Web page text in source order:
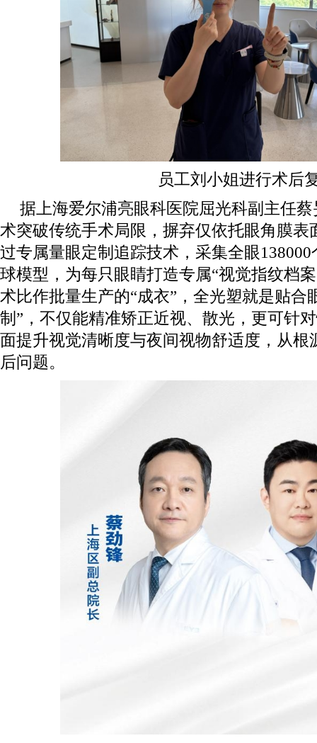
员工刘小姐进行术后
据上海爱尔浦亮眼科医院屈光科副主任
术突破传统手术局限，摒弃仅依托眼角膜表
过专属量眼定制追踪技术，采集全眼
球模型，为每只眼睛打造专属“视觉指纹档
术比作批量生产的“成衣”，全光塑就是贴合
制”，不仅能精准矫正近视、散光，更可针
面提升视觉清晰度与夜间视物舒适度，从根
后问题。